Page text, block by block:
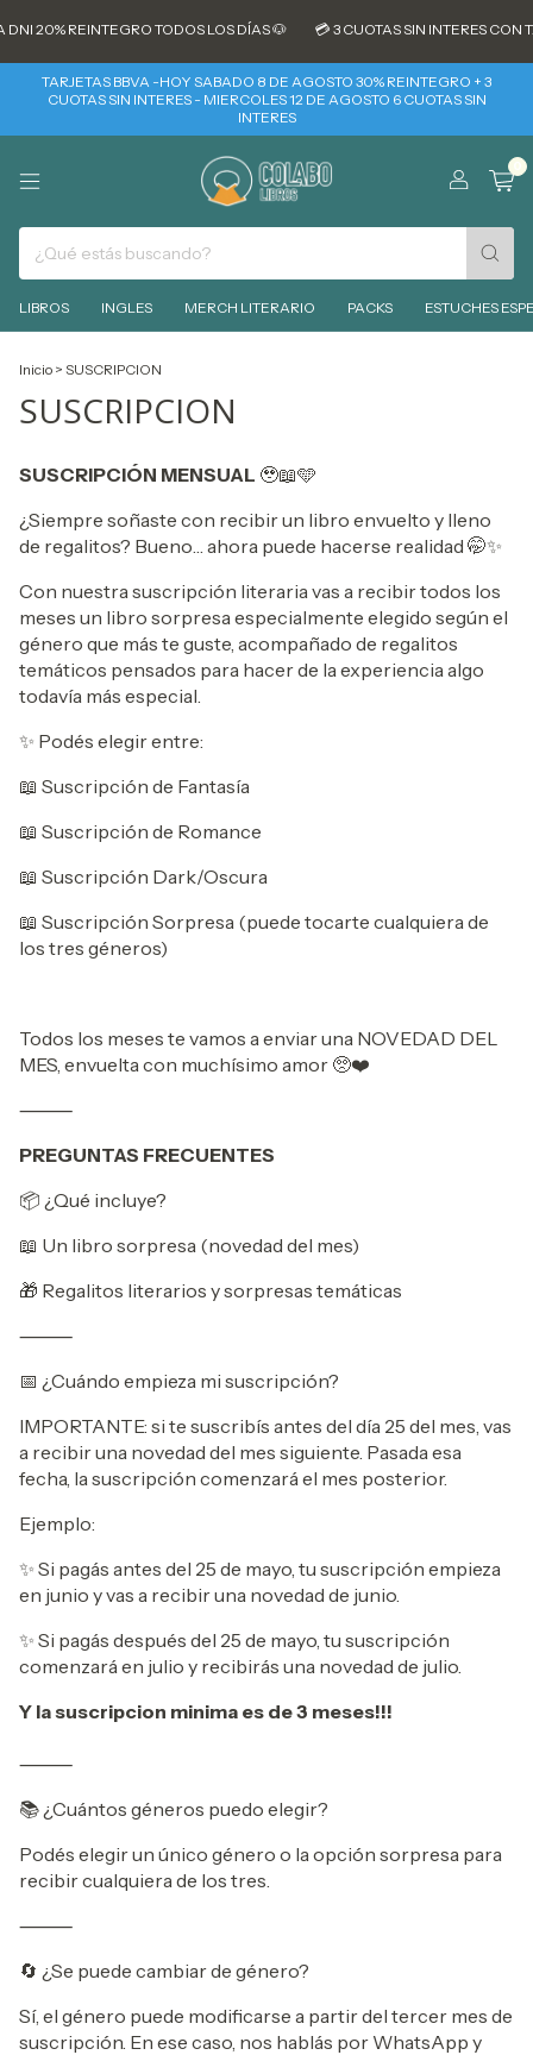
20% REINTEGRO TODOS LOS DÍAS 🐶 💳 3 CUOTAS SIN INTERES CON
TARJETAS BBVA -HOY SABADO 8 DE AGOSTO 30% REINTEGRO + 3
CUOTAS SIN INTERES - MIERCOLES 12 DE AGOSTO 6 CUOTAS SIN
INTERES
LIBROS INGLES MERCH LITERARIO PACKS ESTUCHES
Inicio > SUSCRIPCION
SUSCRIPCION
SUSCRIPCIÓN MENSUAL 🥹📖🩵
¿Siempre soñaste con recibir un libro envuelto y lleno
de regalitos? Bueno… ahora puede hacerse realidad 🤭✨
Con nuestra suscripción literaria vas a recibir todos los
meses un libro sorpresa especialmente elegido según el
género que más te guste, acompañado de regalitos
temáticos pensados para hacer de la experiencia algo
todavía más especial.
✨ Podés elegir entre:
📖 Suscripción de Fantasía
📖 Suscripción de Romance
📖 Suscripción Dark/Oscura
📖 Suscripción Sorpresa (puede tocarte cualquiera de
los tres géneros)
Todos los meses te vamos a enviar una NOVEDAD DEL
MES, envuelta con muchísimo amor 🥺❤️
⸻
PREGUNTAS FRECUENTES
📦 ¿Qué incluye?
📖 Un libro sorpresa (novedad del mes)
🎁 Regalitos literarios y sorpresas temáticas
⸻
📅 ¿Cuándo empieza mi suscripción?
IMPORTANTE: si te suscribís antes del día 25 del mes, vas
a recibir una novedad del mes siguiente. Pasada esa
fecha, la suscripción comenzará el mes posterior.
Ejemplo:
✨ Si pagás antes del 25 de mayo, tu suscripción empieza
en junio y vas a recibir una novedad de junio.
✨ Si pagás después del 25 de mayo, tu suscripción
comenzará en julio y recibirás una novedad de julio.
Y la suscripcion minima es de 3 meses!!!
⸻
📚 ¿Cuántos géneros puedo elegir?
Podés elegir un único género o la opción sorpresa para
recibir cualquiera de los tres.
⸻
🔄 ¿Se puede cambiar de género?
Sí, el género puede modificarse a partir del tercer mes de
suscripción. En ese caso, nos hablás por WhatsApp y